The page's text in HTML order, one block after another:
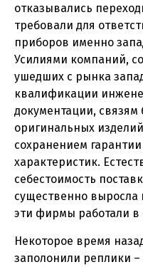
отказывались
требовали для
приборов именно
Усилиями компаний,
ушедших с рынка
квалификации
документации,
оригинальных
сохранением
характеристик.
себестоимость
существенно выросла
эти фирмы работали в
Некоторое время
заполонили реплики